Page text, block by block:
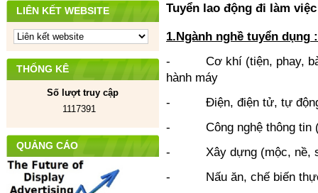
LIÊN KẾT WEBSITE
THỐNG KÊ
Số lượt truy cập
1117391
QUẢNG CÁO
Tuyển lao động đi làm
1.Ngành nghề tuyển dụng :
- Cơ khí (tiện, phay,
hành máy
- Điện, điện tử, tự động
- Công nghệ thông tin
- Xây dựng (mộc, nề,
- Nấu ăn, chế biến thực